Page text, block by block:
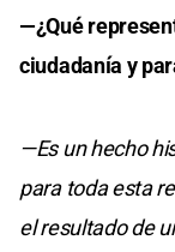
—¿Qué
ciudadanía y
—Es un hecho
para toda esta
el resultado de